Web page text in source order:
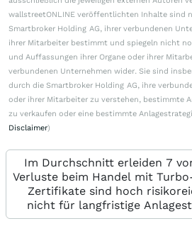
wallstreetONLINE veröffentlichten Inhalte sind
Smartbroker Holding AG, ihrer verbundenen
ihrer Mitarbeiter bestimmt und spiegeln nicht
und Auffassungen ihrer Organe oder ihrer
verbundenen Unternehmen wider. Sie sind
durch die Smartbroker Holding AG, ihre
oder ihrer Mitarbeiter zu verstehen, bestimmte
zu verkaufen oder eine bestimmte
Disclaimer)
Im Durchschnitt erleiden 7
Verluste beim Handel mit
Zertifikate sind hoch
nicht für langfristige